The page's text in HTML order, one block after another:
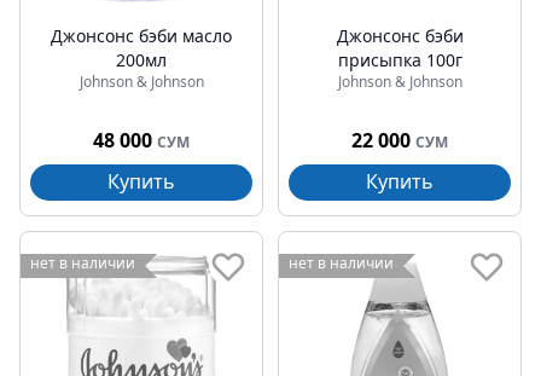
Джонсонс бэби масло
200мл
Johnson & Johnson
48 000 СУМ
Купить
Джонсонс бэби
присыпка 100г
Johnson & Johnson
22 000 СУМ
Купить
нет в наличии нет в наличии